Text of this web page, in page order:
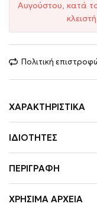
Αυγούστου, κατά
Πολιτική
ΧΑΡΑΚΤΗΡΙΣΤΙΚΆ
ΙΔΙΌΤΗΤΕΣ
ΠΕΡΙΓΡΑΦΉ
ΧΡΉΣΙΜΑ ΑΡΧΕΊΑ